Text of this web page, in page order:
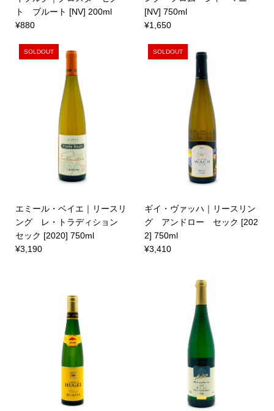
ト ブルート [NV] 200ml
¥880
[NV] 750ml
¥1,650
SOLDOUT
エミール・ベイエ｜リースリ
ング レ・トラディション
セック [2020] 750ml
¥3,190
SOLDOUT
ギイ・ヴァッハ｜リースリン
グ アンドロー セック [202
2] 750ml
¥3,410